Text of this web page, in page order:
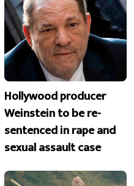
Hollywood producer
Weinstein to be re-
sentenced in rape and
sexual assault case